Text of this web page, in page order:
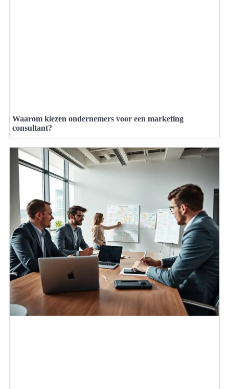
Waarom kiezen ondernemers voor een marketing
consultant?